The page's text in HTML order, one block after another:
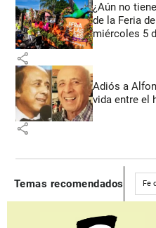
¿Aún no
de la Feria
miércoles 5
share
Adiós a
vida entre el
share
Temas recomendados Fe